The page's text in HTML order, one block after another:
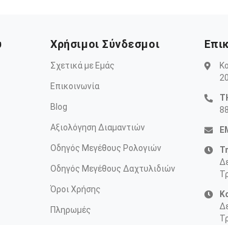
Χρήσιμοι Σύνδεσμοι
Σχετικά με Εμάς
Επικοινωνία
Blog
Αξιολόγηση Διαμαντιών
Οδηγός Μεγέθους Ρολογιών
Οδηγός Μεγέθους Δαχτυλιδιών
Όροι Χρήσης
Πληρωμές